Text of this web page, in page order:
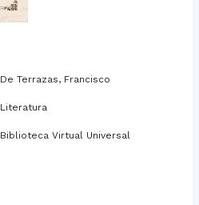
De Terrazas, Francisco
Literatura
Biblioteca Virtual Universal